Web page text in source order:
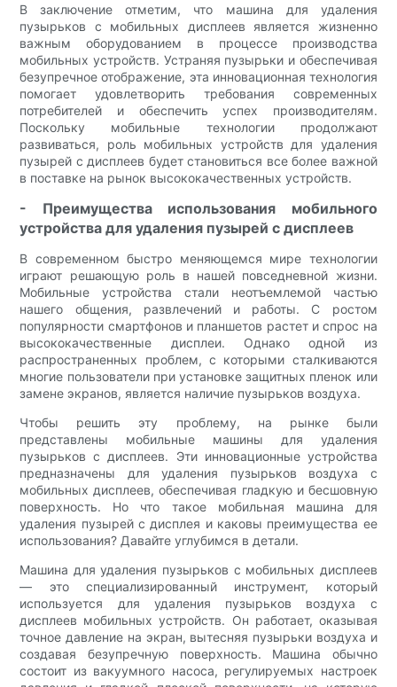
В заключение отметим, что машина для удаления
пузырьков с мобильных дисплеев является жизненно
важным оборудованием в процессе производства
мобильных устройств. Устраняя пузырьки и обеспечивая
безупречное отображение, эта инновационная технология
помогает удовлетворить требования современных
потребителей и обеспечить успех производителям.
Поскольку мобильные технологии продолжают
развиваться, роль мобильных устройств для удаления
пузырей с дисплеев будет становиться все более важной
в поставке на рынок высококачественных устройств.
- Преимущества использования мобильного
устройства для удаления пузырей с дисплеев
В современном быстро меняющемся мире технологии
играют решающую роль в нашей повседневной жизни.
Мобильные устройства стали неотъемлемой частью
нашего общения, развлечений и работы. С ростом
популярности смартфонов и планшетов растет и спрос на
высококачественные дисплеи. Однако одной из
распространенных проблем, с которыми сталкиваются
многие пользователи при установке защитных пленок или
замене экранов, является наличие пузырьков воздуха.
Чтобы решить эту проблему, на рынке были
представлены мобильные машины для удаления
пузырьков с дисплеев. Эти инновационные устройства
предназначены для удаления пузырьков воздуха с
мобильных дисплеев, обеспечивая гладкую и бесшовную
поверхность. Но что такое мобильная машина для
удаления пузырей с дисплея и каковы преимущества ее
использования? Давайте углубимся в детали.
Машина для удаления пузырьков с мобильных дисплеев
— это специализированный инструмент, который
используется для удаления пузырьков воздуха с
дисплеев мобильных устройств. Он работает, оказывая
точное давление на экран, вытесняя пузырьки воздуха и
создавая безупречную поверхность. Машина обычно
состоит из вакуумного насоса, регулируемых настроек